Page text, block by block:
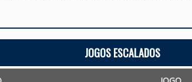
JOGOS ESCALADOS